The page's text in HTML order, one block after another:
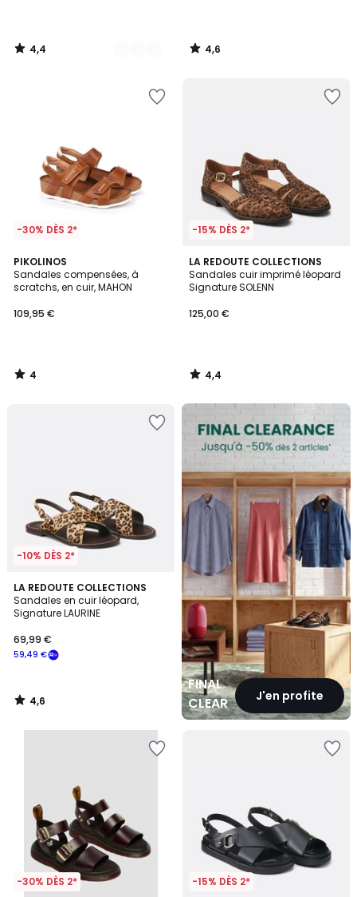
4,4
/
4,6
/
-30% DÈS 2*
PIKOLINOS
Sandales compensées, à
scratchs, en cuir, MAHON
109,95 €
4
/
5
4
/
-15% DÈS 2*
LA REDOUTE COLLECTIONS
Sandales cuir imprimé léopard
Signature SOLENN
125,00 €
4,4
/ 5
4,4
/
-10% DÈS 2*
LA REDOUTE COLLECTIONS
Sandales en cuir léopard,
Signature LAURINE
59,49 €
69,99 €
4,6
/ 5
4,6
/
FINAL
CLEARANCEJ'en profite
FINAL
CLEARANCE
-30% DÈS 2* -15% DÈS 2*